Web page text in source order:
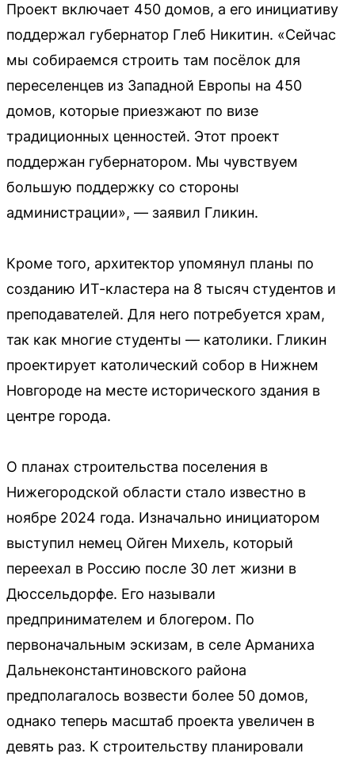
Проект включает 450 домов, а его инициативу
поддержал губернатор Глеб Никитин. «Сейчас
мы собираемся строить там посёлок для
переселенцев из Западной Европы на 450
домов, которые приезжают по визе
традиционных ценностей. Этот проект
поддержан губернатором. Мы чувствуем
большую поддержку со стороны
администрации», — заявил Гликин.
Кроме того, архитектор упомянул планы по
созданию ИТ-кластера на 8 тысяч студентов и
преподавателей. Для него потребуется храм,
так как многие студенты — католики. Гликин
проектирует католический собор в Нижнем
Новгороде на месте исторического здания в
центре города.
О планах строительства поселения в
Нижегородской области стало известно в
ноябре 2024 года. Изначально инициатором
выступил немец Ойген Михель, который
переехал в Россию после 30 лет жизни в
Дюссельдорфе. Его называли
предпринимателем и блогером. По
первоначальным эскизам, в селе Арманиха
Дальнеконстантиновского района
предполагалось возвести более 50 домов,
однако теперь масштаб проекта увеличен в
девять раз. К строительству планировали